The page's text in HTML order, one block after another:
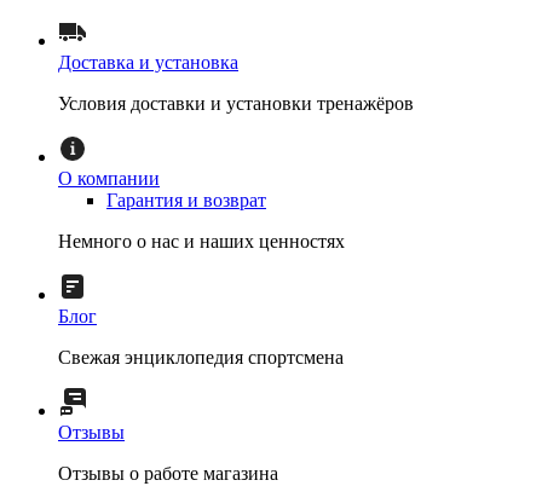
Доставка и установка
Условия доставки и установки тренажёров
О компании
Гарантия и возврат
Немного о нас и наших ценностях
Блог
Свежая энциклопедия спортсмена
Отзывы
Отзывы о работе магазина